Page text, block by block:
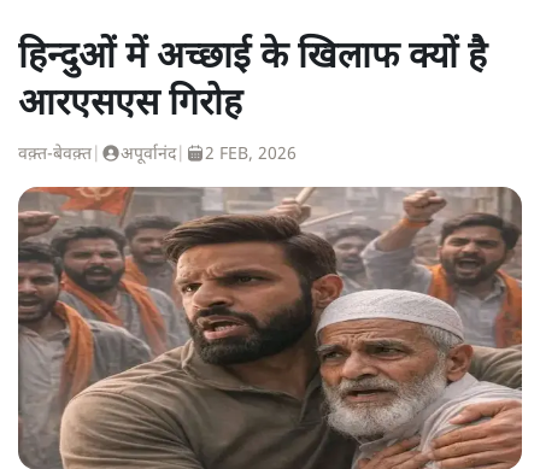
हिन्दुओं में अच्छाई के खिलाफ क्यों है
आरएसएस गिरोह
वक़्त-बेवक़्त अपूर्वानंद| 2 FEB, 2026